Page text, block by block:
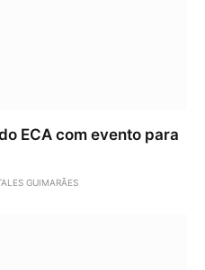
ECA com evento para
GUIMARÃES